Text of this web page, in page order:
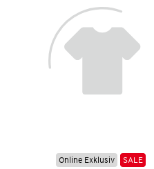
Online Exklusiv SALE